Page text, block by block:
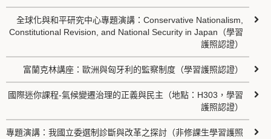
全球化與和平研究中心專題演講：Conservative Nationalism,
Constitutional Revision, and National Security in Japan（學習
護照認證）
富蘭克林講座：歐洲與匈牙利的監察制度（學習護照認證）
國際迷你課程-氣候變遷治理的正義與民主（地點：H303，學習
護照認證）
專題演講：我國立委選制診斷與改革之探討（非修課生學習護照